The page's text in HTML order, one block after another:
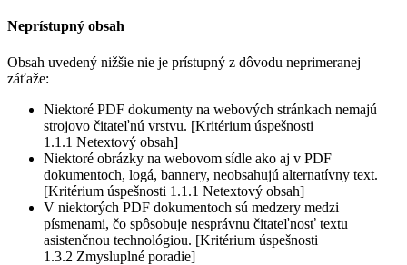
Neprístupný obsah
Obsah uvedený nižšie nie je prístupný z dôvodu neprimeranej
záťaže:
Niektoré PDF dokumenty na webových stránkach nemajú
strojovo čitateľnú vrstvu. [Kritérium úspešnosti
1.1.1 Netextový obsah]
Niektoré obrázky na webovom sídle ako aj v PDF
dokumentoch, logá, bannery, neobsahujú alternatívny text.
[Kritérium úspešnosti 1.1.1 Netextový obsah]
V niektorých PDF dokumentoch sú medzery medzi
písmenami, čo spôsobuje nesprávnu čitateľnosť textu
asistenčnou technológiou. [Kritérium úspešnosti
1.3.2 Zmysluplné poradie]